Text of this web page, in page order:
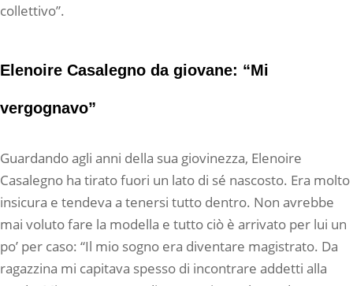
collettivo”.
Elenoire Casalegno da giovane: “Mi
vergognavo”
Guardando agli anni della sua giovinezza, Elenoire
Casalegno ha tirato fuori un lato di sé nascosto. Era molto
insicura e tendeva a tenersi tutto dentro. Non avrebbe
mai voluto fare la modella e tutto ciò è arrivato per lui un
po’ per caso: “Il mio sogno era diventare magistrato. Da
ragazzina mi capitava spesso di incontrare addetti alla